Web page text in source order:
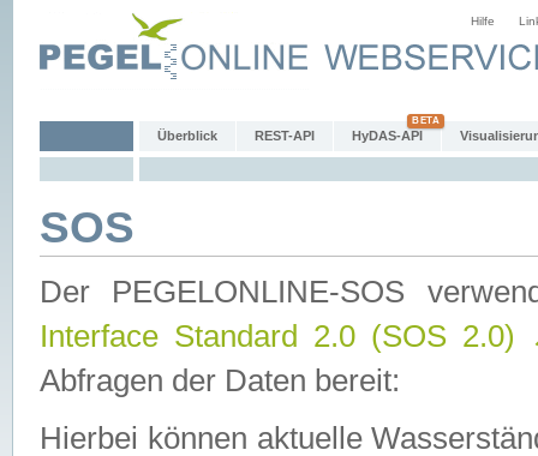
Hilfe
Überblick REST-API HyDAS-API
SOS
Der PEGELONLINE-SOS
Interface Standard 2.0 (SOS 2.0)
Abfragen der Daten bereit:
Hierbei können aktuelle